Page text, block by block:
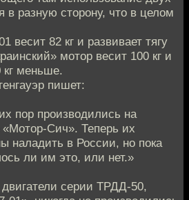
разную сторону, что в целом
весит 82 кг и развивает тягу
мотор весит 100 кг и
кг меньше.
пишет:
пор производились на
Сич». Теперь их
наладить в России, но пока
ли им это, или нет.»
серии ТРДД-50,